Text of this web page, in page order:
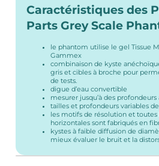
Caractéristiques des
Parts Grey Scale
le phantom utilise le gel Tissue
Gammex
combinaison de kyste
gris et cibles à broche pour
de tests.
digue d’eau convertible
mesurer jusqu’à des profondeurs
tailles et profondeurs variables
les motifs de résolution et toutes
horizontales sont fabriqués en
kystes à faible diffusion de
mieux évaluer le bruit et la